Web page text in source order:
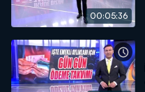
00:05:36